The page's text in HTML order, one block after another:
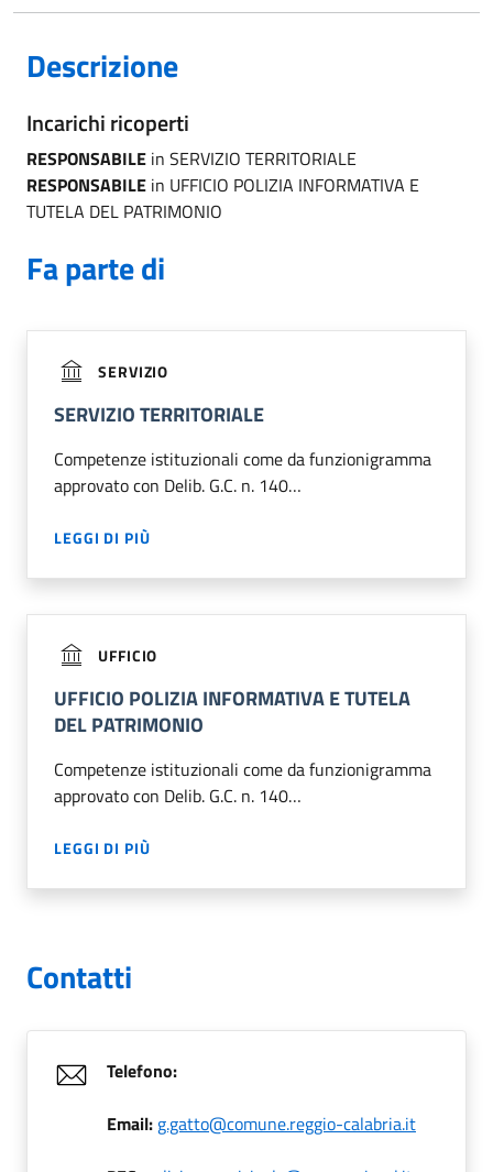
Descrizione
Incarichi ricoperti
RESPONSABILE in SERVIZIO TERRITORIALE
RESPONSABILE in UFFICIO POLIZIA INFORMATIVA E
TUTELA DEL PATRIMONIO
Fa parte di
SERVIZIO
SERVIZIO TERRITORIALE
Competenze istituzionali come da funzionigramma
approvato con Delib. G.C. n. 140…
LEGGI DI PIÙ
UFFICIO
UFFICIO POLIZIA INFORMATIVA E TUTELA
DEL PATRIMONIO
Competenze istituzionali come da funzionigramma
approvato con Delib. G.C. n. 140…
LEGGI DI PIÙ
Contatti
Telefono:
Email: g.gatto@comune.reggio-calabria.it